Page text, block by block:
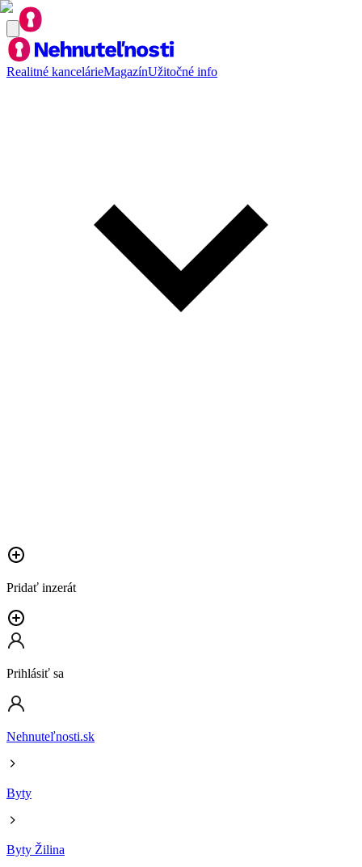
Realitné kancelárieMagazínUžitočné info
Pridať inzerát
Prihlásiť sa
Nehnuteľnosti.sk
Byty
Byty Žilina